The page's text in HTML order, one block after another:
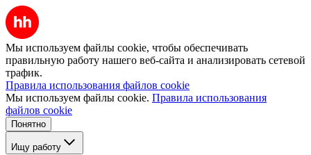
Мы используем файлы cookie, чтобы обеспечивать
правильную работу нашего веб-сайта и анализировать сетевой
трафик.
Правила использования файлов cookie
Мы используем файлы cookie. Правила использования
файлов cookie
Понятно
Ищу работу